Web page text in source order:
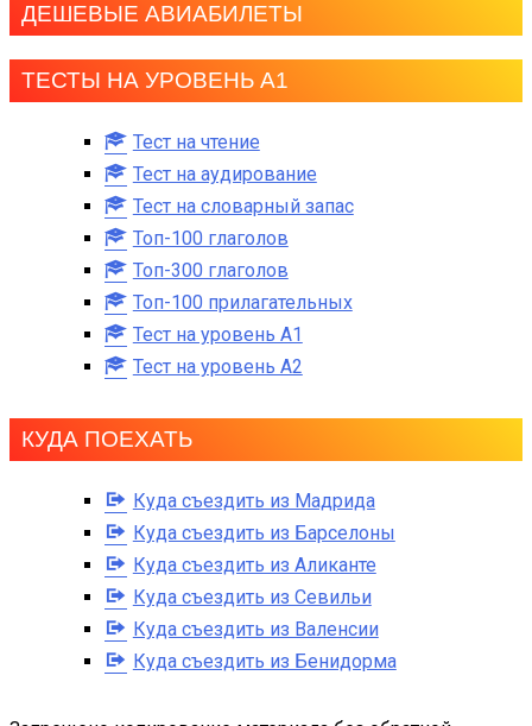
ДЕШЕВЫЕ АВИАБИЛЕТЫ
ТЕСТЫ НА УРОВЕНЬ А1
Тест на чтение
Тест на аудирование
Тест на словарный запас
Топ-100 глаголов
Топ-300 глаголов
Топ-100 прилагательных
Тест на уровень A1
Тест на уровень A2
КУДА ПОЕХАТЬ
Куда съездить из Мадрида
Куда съездить из Барселоны
Куда съездить из Аликанте
Куда съездить из Севильи
Куда съездить из Валенсии
Куда съездить из Бенидорма